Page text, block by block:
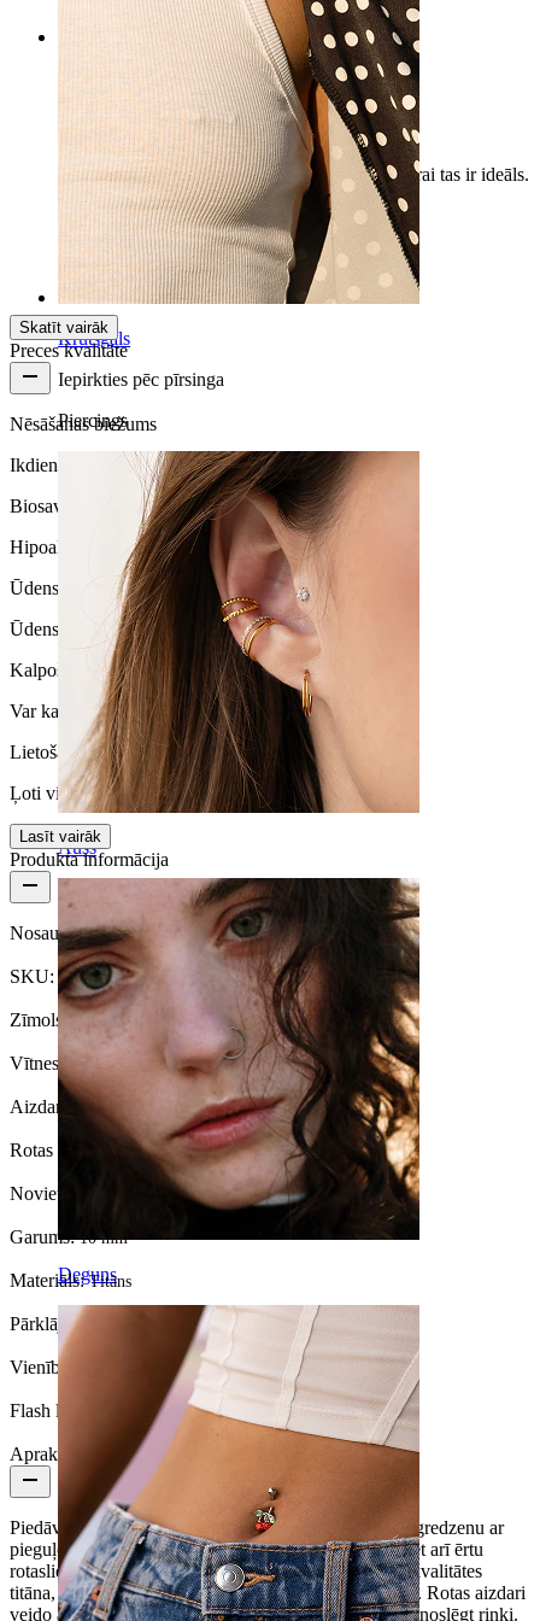
Krūtsgals
Iepirkties pēc pīrsinga
Piercings
Auss
Deguns
Ļoti skaista pīrsinga. Es to paņēmu zeltītā, vasarai tas ir ideāls.
Redzēsim, kā tas noveco laika gaitā.
Pārbaudīts pirkums
Tulkojis MI Rādīt oriģinālu
Skatīt vairāk
Preces kvalitāte
Nēsāšanas biežums
Ikdienas lietošana
Biosavietojamība
Hipoalerģiska
Ūdensizturība
Ūdensizturīga
Kalpošanas laiks
Var kalpot ilgstoši
Lietošanas ērtums
Ļoti vienkārša
Lasīt vairāk
Produkta informācija
Nosaukums:Nabas klikeris no titāna
SKU:Belly-543
Zīmols:Bodymod Trend
Vītnes biezums: 1,6 mm
Aizdares veids:
Rotas veids: Klikeris
Novietojums:
Garums:10 mm
Materiāls:Titāns
Pārklājuma veids: PVD pārklājums
Vienību skaits:
Flash label:
Apraksts
Piedāvājam minimālisma stilā veidotu nabas pīrsingu gredzenu ar
pieguļošu dizainu, kas to padara par ne tikai stilīgu, bet arī ērtu
rotaslietu. Tā ir izgatavota no implantiem piemērotas kvalitātes
titāna, kas ir hipoalerģisks, viegls un izturīgs materiāls. Rotas aizdari
veido ar eņģīti piefiksēts posms, kas ļauj ātri atvērt un noslēgt riņķi.